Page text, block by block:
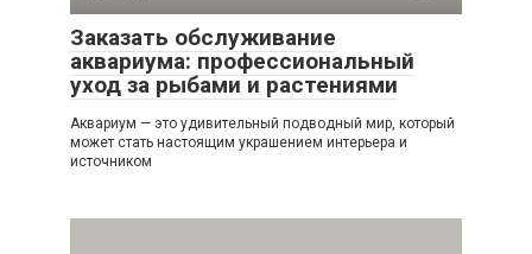
Заказать обслуживание
аквариума: профессиональный
уход за рыбами и растениями
Аквариум — это удивительный подводный мир, который
может стать настоящим украшением интерьера и
источником